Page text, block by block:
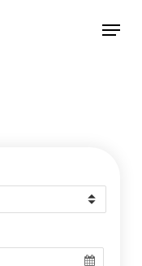
Menu